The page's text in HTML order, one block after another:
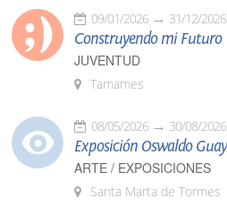
09/01/2026 31/12/2026
Construyendo mi Futuro
JUVENTUD
Tamames
08/05/2026 30/08/2026
Exposición Oswaldo
ARTE / EXPOSICIONES
Santa Marta de Tormes